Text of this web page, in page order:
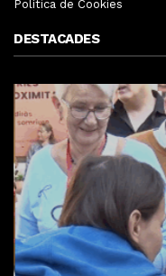
Política de Cookies
DESTACADES